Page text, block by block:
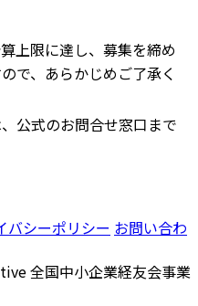
上限に達し、募集を締め
で、あらかじめご了承く
公式のお問合せ窓口まで
バシーポリシー お問い合わ
全国中小企業経友会事業